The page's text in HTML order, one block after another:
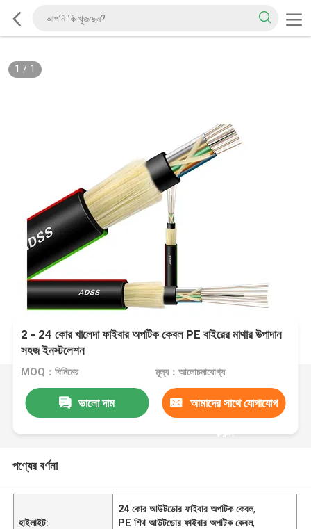
1 / 1
2 - 24 কোর খালেদা ফাইবার অপটিক কেবল PE বাইরের মাথার উপাদান
সহজ ইনস্টলেশন
MOQ：বিনিমেয় মূল্য：আলোচনাযোগ্য
ভালো দাম আমাদের সাথে যোগাযোগ
করুন
পণ্যের বর্ণনা
হাইলাইট:
24 কোর আউটডোর ফাইবার অপটিক কেবল,
PE শিথ আউটডোর ফাইবার অপটিক কেবল,